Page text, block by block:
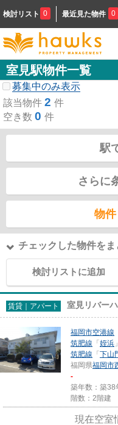
検討リスト 0 最近見た物件 0
室見駅物件一覧
募集中のみ表示
該当物件 2 件
空き数 0 件
駅
さらに
物
チェックした物件をま
検討リストに追加
賃貸｜アパート 室見リバー
福岡市空港線
筑肥線 「 姪浜
筑肥線 「 下山
福岡県福岡市
-
築年数：築38
階数：2階建
現在空室